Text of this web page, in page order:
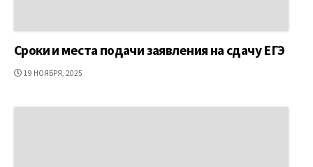
Сроки и места подачи заявления на сдачу ЕГЭ
ДАТА
19 НОЯБРЯ, 2025